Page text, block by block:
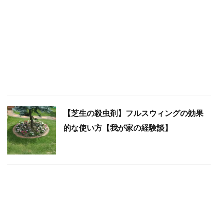
【芝生の殺虫剤】フルスウィングの効果
的な使い方【我が家の経験談】